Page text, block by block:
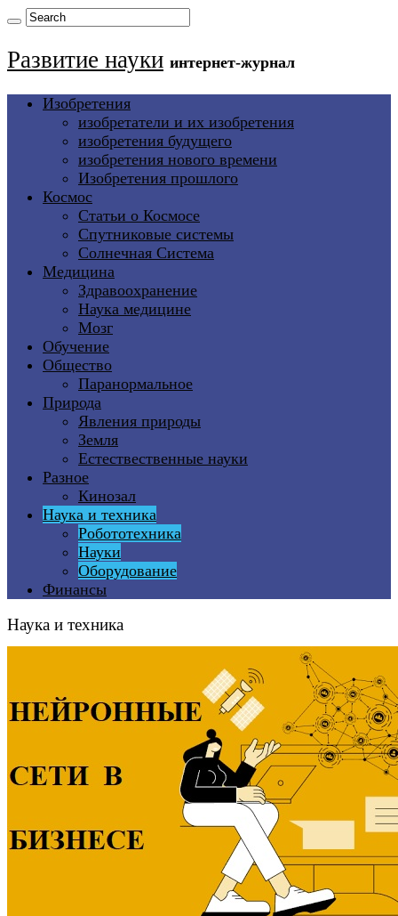
Развитие науки интернет-журнал
Изобретения
изобретатели и их изобретения
изобретения будущего
изобретения нового времени
Изобретения прошлого
Космос
Статьи о Космосе
Спутниковые системы
Солнечная Система
Медицина
Здравоохранение
Наука медицине
Мозг
Обучение
Общество
Паранормальное
Природа
Явления природы
Земля
Естествественные науки
Разное
Кинозал
Наука и техника
Робототехника
Науки
Оборудование
Финансы
Наука и техника